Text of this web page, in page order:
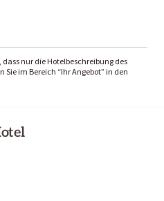
nur die Hotelbeschreibung des
im Bereich “Ihr Angebot” in den